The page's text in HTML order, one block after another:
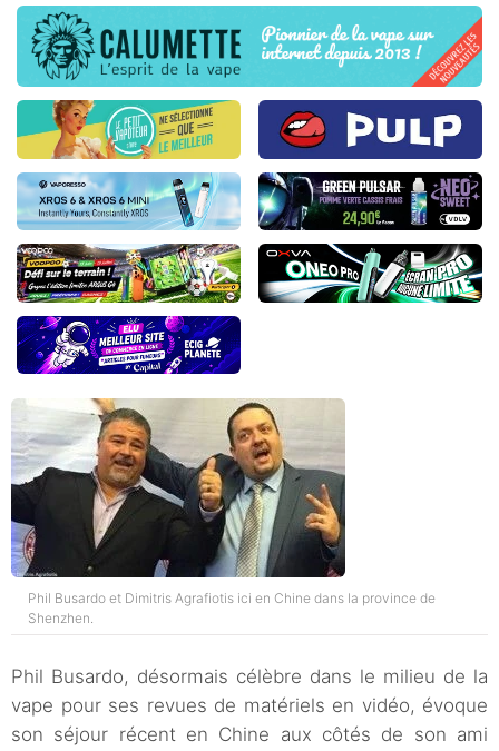
Phil Busardo et Dimitris Agrafiotis ici en Chine dans la province de
Shenzhen.
Phil Busardo, désormais célèbre dans le milieu de la
vape pour ses revues de matériels en vidéo, évoque
son séjour récent en Chine aux côtés de son ami